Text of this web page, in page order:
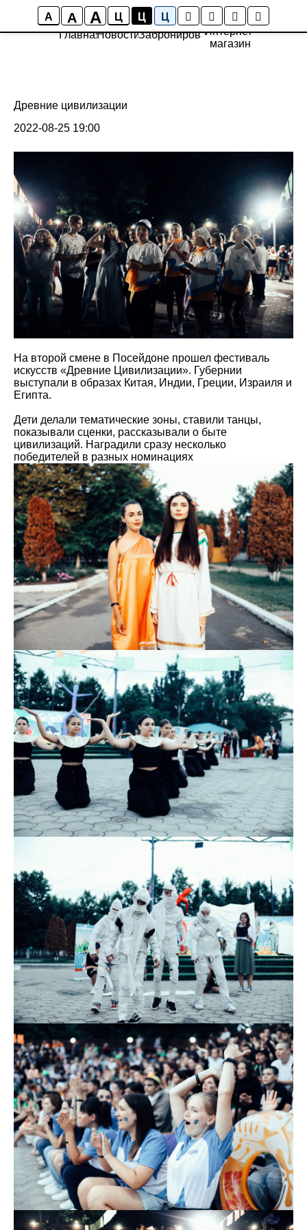
A A A Ц Ц
Ц
ГлавнаяНовостиЗабронироватьИнтернет-
магазин
Древние цивилизации
2022-08-25 19:00
На второй смене в Посейдоне прошел фестиваль
искусств «Древние Цивилизации». Губернии
выступали в образах Китая, Индии, Греции, Израиля и
Египта.
Дети делали тематические зоны, ставили танцы,
показывали сценки, рассказывали о быте
цивилизаций. Наградили сразу несколько
победителей в разных номинациях